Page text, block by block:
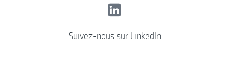
Suivez-nous sur LinkedIn